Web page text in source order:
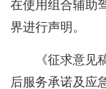
在使用组合辅助
界进行声明。
《征求意
后服务承诺及应